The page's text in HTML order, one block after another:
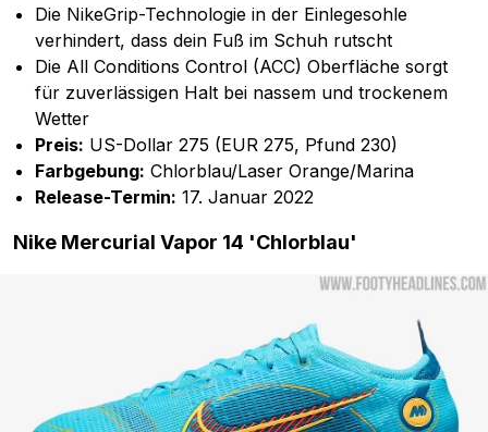
Die NikeGrip-Technologie in der Einlegesohle
verhindert, dass dein Fuß im Schuh rutscht
Die All Conditions Control (ACC) Oberfläche sorgt
für zuverlässigen Halt bei nassem und trockenem
Wetter
Preis: US-Dollar 275 (EUR 275, Pfund 230)
Farbgebung: Chlorblau/Laser Orange/Marina
Release-Termin: 17. Januar 2022
Nike Mercurial Vapor 14 'Chlorblau'